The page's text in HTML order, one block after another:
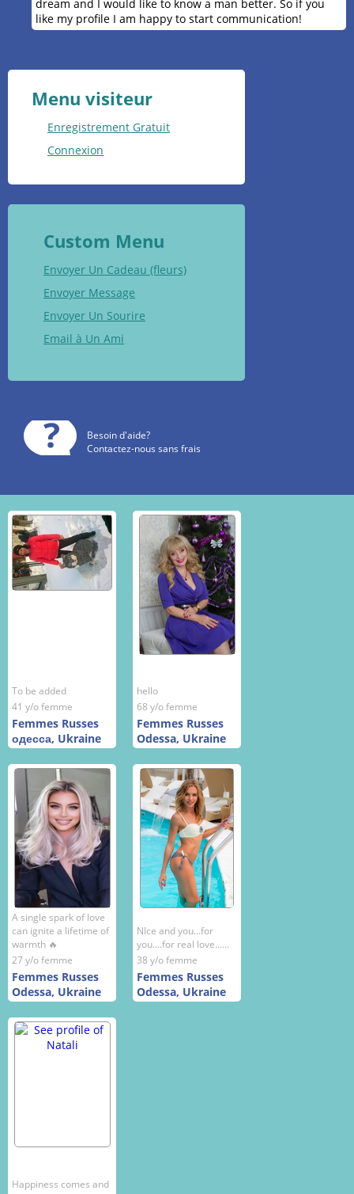
dream and I would like to know a man better. So if you
like my profile I am happy to start communication!
Menu visiteur
Enregistrement Gratuit
Connexion
Custom Menu
Envoyer Un Cadeau (fleurs)
Envoyer Message
Envoyer Un Sourire
Email à Un Ami
Besoin d'aide?
Contactez-nous sans frais
To be added
41 y/o femme
Femmes Russes
одесса, Ukraine
hello
68 y/o femme
Femmes Russes
Odessa, Ukraine
A single spark of love
can ignite a lifetime of
warmth 🔥
27 y/o femme
Femmes Russes
Odessa, Ukraine
NIce and you...for
you....for real love......
38 y/o femme
Femmes Russes
Odessa, Ukraine
Happiness comes and